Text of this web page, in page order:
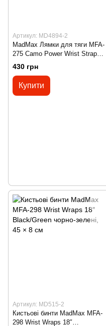
Артикул: MD4894-2
MadMax Лямки для тяги MFA-
275 Camo Power Wrist Straps,
камуфляж/рожеві
430 грн
Купити
Артикул: MD515-2
Кистьові бинти MadMax MFA-
298 Wrist Wraps 18″